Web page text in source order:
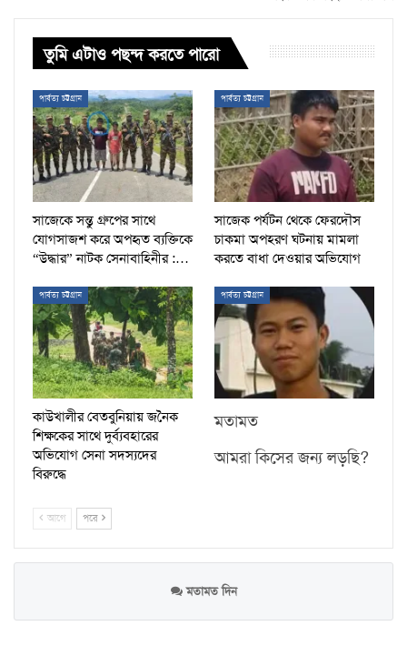
তুমি এটাও পছন্দ করতে পারো
পার্বত্য চট্টগ্রাম
সাজেকে সন্তু গ্রুপের সাথে
যোগসাজশ করে অপহৃত ব্যক্তিকে
“উদ্ধার” নাটক সেনাবাহিনীর :…
পার্বত্য চট্টগ্রাম
সাজেক পর্যটন থেকে ফেরদৌস
চাকমা অপহরণ ঘটনায় মামলা
করতে বাধা দেওয়ার অভিযোগ
পার্বত্য চট্টগ্রাম
কাউখালীর বেতবুনিয়ায় জনৈক
শিক্ষকের সাথে দুর্ব্যবহারের
অভিযোগ সেনা সদস্যদের
বিরুদ্ধে
পার্বত্য চট্টগ্রাম
মতামত
আমরা কিসের জন্য লড়ছি?
আগে পরে
মতামত দিন